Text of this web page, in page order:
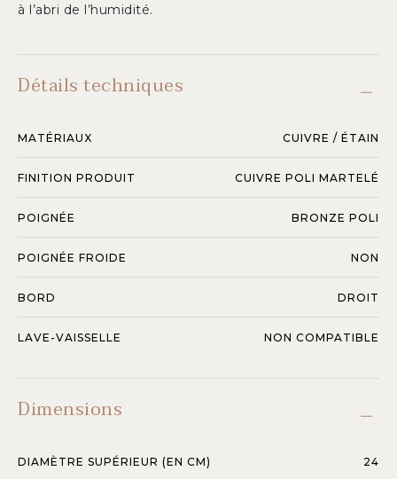
à l’abri de l’humidité.
Détails techniques
MATÉRIAUX CUIVRE / ÉTAIN
FINITION PRODUIT CUIVRE POLI MARTELÉ
POIGNÉE BRONZE POLI
POIGNÉE FROIDE NON
BORD DROIT
LAVE-VAISSELLE NON COMPATIBLE
Dimensions
DIAMÈTRE SUPÉRIEUR (EN CM) 24